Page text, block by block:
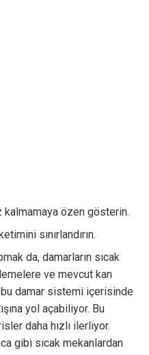
kalmamaya özen gösterin.
sınırlandırın.
da, damarların sıcak
ve mevcut kan
bu damar sistemi içerisinde
yol açabiliyor. Bu
daha hızlı ilerliyor.
gibi sıcak mekanlardan